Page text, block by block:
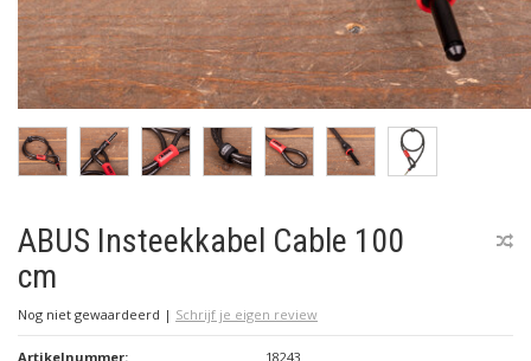
ABUS Insteekkabel Cable 100
cm
Nog niet gewaardeerd | Schrijf je eigen review
Artikelnummer:
18243